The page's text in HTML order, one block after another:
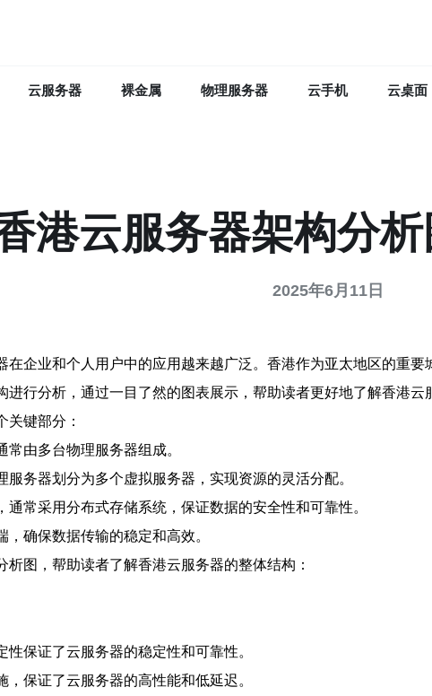
云服务器 裸金属 物理服务器 云手机 云桌面
港云服务器架构分
2025年6月11日
在企业和个人用户中的应用越来越广泛。香港作为亚太地区的重
行分析，通过一目了然的图表展示，帮助读者更好地了解香港云
关键部分：
由多台物理服务器组成。
务器划分为多个虚拟服务器，实现资源的灵活分配。
常采用分布式存储系统，保证数据的安全性和可靠性。
确保数据传输的稳定和高效。
图，帮助读者了解香港云服务器的整体结构：
保证了云服务器的稳定性和可靠性。
保证了云服务器的高性能和低延迟。